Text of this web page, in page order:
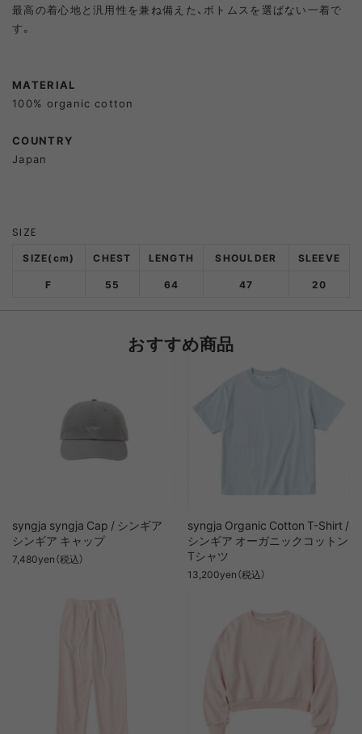
最高の着心地と汎用性を兼ね備えた、ボトムスを選ばない一着で
す。
MATERIAL
100% organic cotton
COUNTRY
Japan
SIZE
SIZE(cm) CHEST LENGTH SHOULDER
SLEEVE
F
55 64 47 20
おすすめ商品
syngja syngja Cap / シンギア
シンギア キャップ
7,480yen（税込）
syngja Organic Cotton T-Shirt /
シンギア オーガニックコットン
Tシャツ
13,200yen（税込）